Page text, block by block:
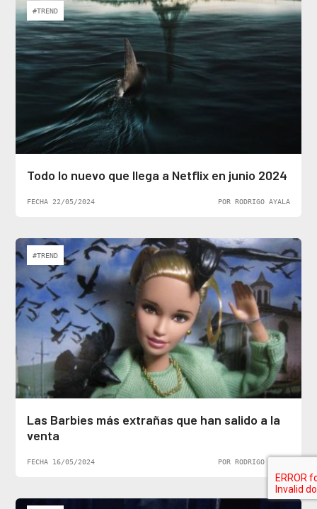
#TREND
Todo lo nuevo que llega a Netflix en junio 2024
FECHA 22/05/2024 POR RODRIGO AYALA
#TREND
Las Barbies más extrañas que han salido a la
venta
FECHA 16/05/2024 POR RODRIGO AYALA